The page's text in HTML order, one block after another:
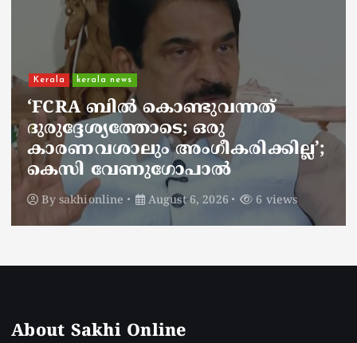
Kerala kerala news
ചാലിശേരിയില്‍ സര്‍ക്കാര്‍
ജനകീയ ആരോഗ്യകേന്ദ്രത്തില്‍
നഴ്സിന് അണലിയുടെ കടിയേറ്റു;
അണലിയുടെ കടിയേറ്റത്
ഡ്യൂട്ടിക്കിടെ
Bysakhionline August 6, 2026 5 views
About Sakhi Online